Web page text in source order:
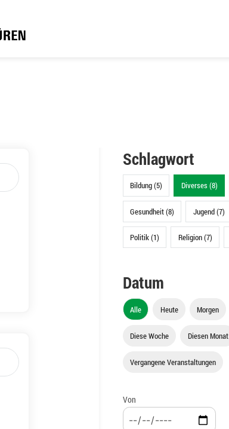
Schlagwort
Bildung (5) Diverses (8)
Gesundheit (8) Jugend (7)
Politik (1) Religion (7)
Datum
Alle Heute Morgen
Diese Woche Diesen Monat
Vergangene Veranstaltungen
Von